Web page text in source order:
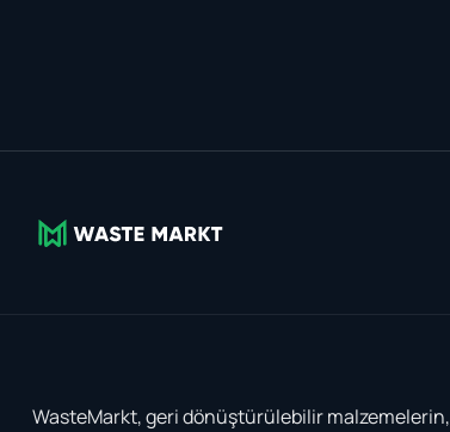
WasteMarkt, geri dönüştürülebilir malzemelerin,